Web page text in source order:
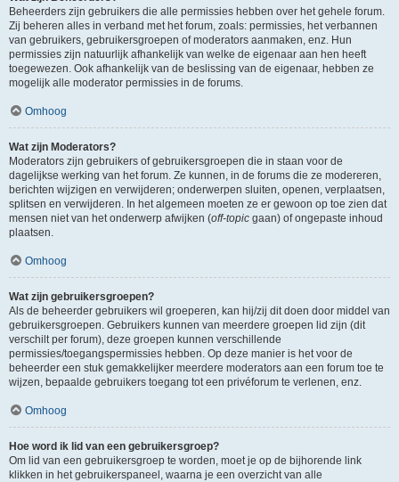
Beheerders zijn gebruikers die alle permissies hebben over het gehele forum.
Zij beheren alles in verband met het forum, zoals: permissies, het verbannen
van gebruikers, gebruikersgroepen of moderators aanmaken, enz. Hun
permissies zijn natuurlijk afhankelijk van welke de eigenaar aan hen heeft
toegewezen. Ook afhankelijk van de beslissing van de eigenaar, hebben ze
mogelijk alle moderator permissies in de forums.
Omhoog
Wat zijn Moderators?
Moderators zijn gebruikers of gebruikersgroepen die in staan voor de
dagelijkse werking van het forum. Ze kunnen, in de forums die ze modereren,
berichten wijzigen en verwijderen; onderwerpen sluiten, openen, verplaatsen,
splitsen en verwijderen. In het algemeen moeten ze er gewoon op toe zien dat
mensen niet van het onderwerp afwijken (off-topic gaan) of ongepaste inhoud
plaatsen.
Omhoog
Wat zijn gebruikersgroepen?
Als de beheerder gebruikers wil groeperen, kan hij/zij dit doen door middel van
gebruikersgroepen. Gebruikers kunnen van meerdere groepen lid zijn (dit
verschilt per forum), deze groepen kunnen verschillende
permissies/toegangspermissies hebben. Op deze manier is het voor de
beheerder een stuk gemakkelijker meerdere moderators aan een forum toe te
wijzen, bepaalde gebruikers toegang tot een privéforum te verlenen, enz.
Omhoog
Hoe word ik lid van een gebruikersgroep?
Om lid van een gebruikersgroep te worden, moet je op de bijhorende link
klikken in het gebruikerspaneel, waarna je een overzicht van alle